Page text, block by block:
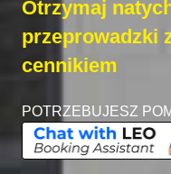
Otrzymaj
przeprowadzki
cennikiem
POTRZEBUJESZ